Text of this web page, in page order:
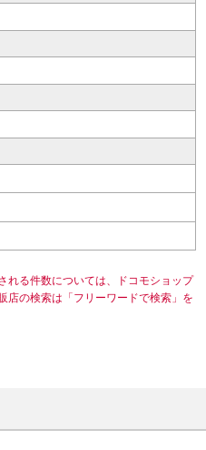
れる件数については、ドコモショップ
店の検索は「フリーワードで検索」を